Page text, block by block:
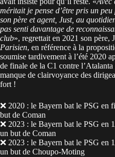
méritait je pense d’être pris un
son père et agent, Just, au
pas senti davantage de
club», regrettait en 2021 son père,
Parisien, en référence à la
soumise tardivement à l’été 2020
de finale de la C1 contre
manque de clairvoyance des
fort !
❌ 2020 : le Bayern bat le PSG en
but de Coman
❌ 2023 : le Bayern bat le PSG en
un but de Coman
❌ 2023 : le Bayern bat le PSG en
un but de Choupo-Moting